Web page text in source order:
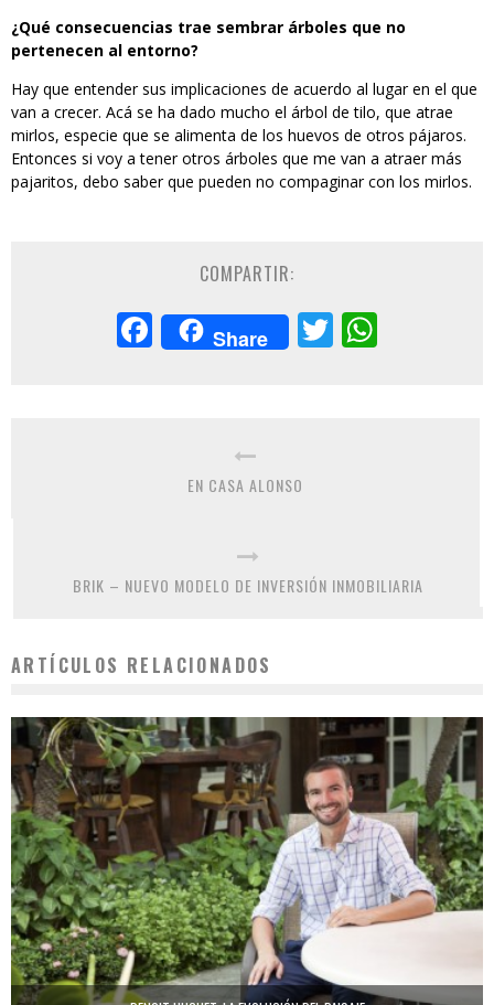
¿Qué consecuencias trae sembrar árboles que no
pertenecen al entorno?
Hay que entender sus implicaciones de acuerdo al lugar en el que
van a crecer. Acá se ha dado mucho el árbol de tilo, que atrae
mirlos, especie que se alimenta de los huevos de otros pájaros.
Entonces si voy a tener otros árboles que me van a atraer más
pajaritos, debo saber que pueden no compaginar con los mirlos.
COMPARTIR:
Facebook
Share Twitter
EN CASA ALONSO
BRIK – NUEVO MODELO DE INVERSIÓN INMOBILIARIA
ARTÍCULOS RELACIONADOS